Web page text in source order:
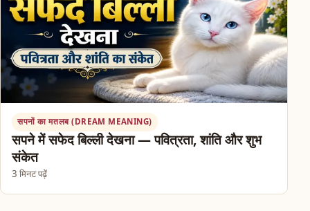
सपनों का मतलब (DREAM MEANING)
सपने में सफेद बिल्ली देखना — पवित्रता, शांति और शुभ
संकेत
3 मिनट पढ़ें